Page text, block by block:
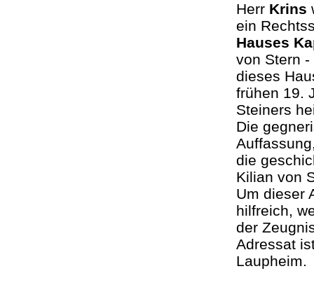
Herr Krins
ein
Hauses
von Stern
dieses
frühen 19.
Steiners
Die
die
Kilian von
Um dieser
hilfreich,
der
Adressat